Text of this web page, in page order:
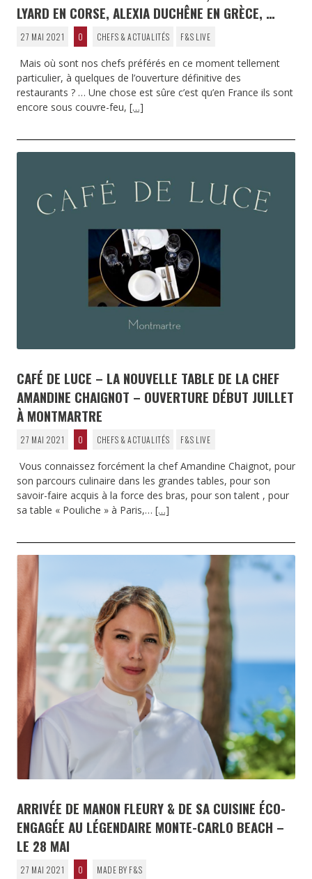
LYARD EN CORSE, ALEXIA DUCHÊNE EN GRÈCE, …
27 MAI 2021 0 CHEFS & ACTUALITÉS F&S LIVE
Mais où sont nos chefs préférés en ce moment tellement
particulier, à quelques de l’ouverture définitive des
restaurants ? … Une chose est sûre c’est qu’en France ils sont
encore sous couvre-feu, […]
CAFÉ DE LUCE – LA NOUVELLE TABLE DE LA CHEF
AMANDINE CHAIGNOT – OUVERTURE DÉBUT JUILLET
À MONTMARTRE
27 MAI 2021 0 CHEFS & ACTUALITÉS F&S LIVE
Vous connaissez forcément la chef Amandine Chaignot, pour
son parcours culinaire dans les grandes tables, pour son
savoir-faire acquis à la force des bras, pour son talent , pour
sa table « Pouliche » à Paris,… […]
ARRIVÉE DE MANON FLEURY & DE SA CUISINE ÉCO-
ENGAGÉE AU LÉGENDAIRE MONTE-CARLO BEACH –
LE 28 MAI
27 MAI 2021 0 MADE BY F&S